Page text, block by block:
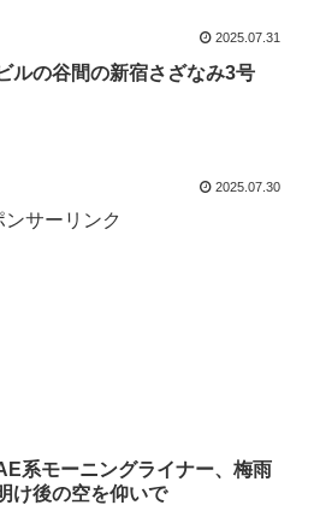
2025.07.31
ルの谷間の新宿さざなみ3号
2025.07.30
ンサーリンク
系モーニングライナー、梅雨
け後の空を仰いで